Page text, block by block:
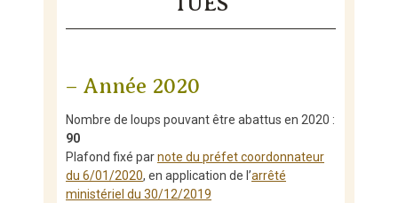
content
– Année 2020
Nombre de loups pouvant être abattus en 2020 :
90
Plafond fixé parnote du préfet coordonnateur
du 6/01/2020, en application de l’arrêté
ministériel du 30/12/2019